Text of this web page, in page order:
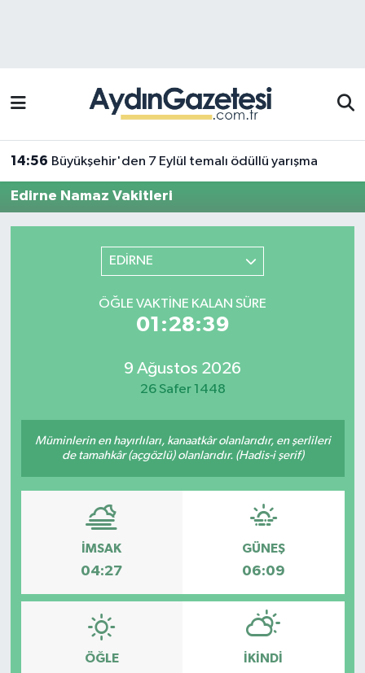
14:56 Büyükşehir'den 7 Eylül temalı ödüllü yarışma
Edirne Namaz Vakitleri
EDİRNE
ÖĞLE VAKTINE KALAN SÜRE
01:28:39
9 Ağustos 2026
26 Safer 1448
Müminlerin en hayırlıları, kanaatkâr olanlarıdır, en şerlileri
de tamahkâr (açgözlü) olanlarıdır. (Hadis-i şerif)
İMSAK
04:27
GÜNEŞ
06:09
ÖĞLE İKINDI
Efeler Trafik Yoğunluk Haritası
Süper Lig Puan Durumu ve Fikstür
Tüm Manşetler
Son Dakika Haberleri
Haber Arşivi